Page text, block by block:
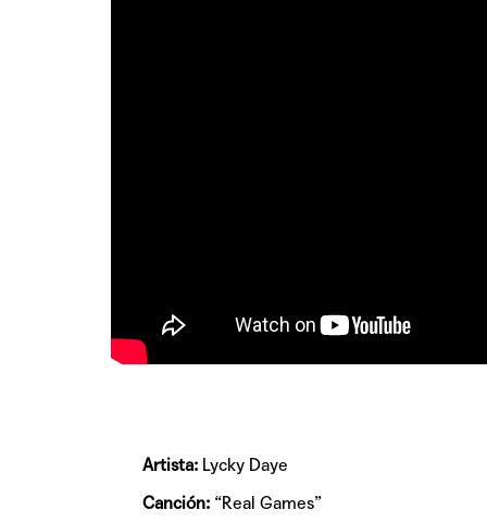
Artista:Lycky Daye
Canción:“Real Games”